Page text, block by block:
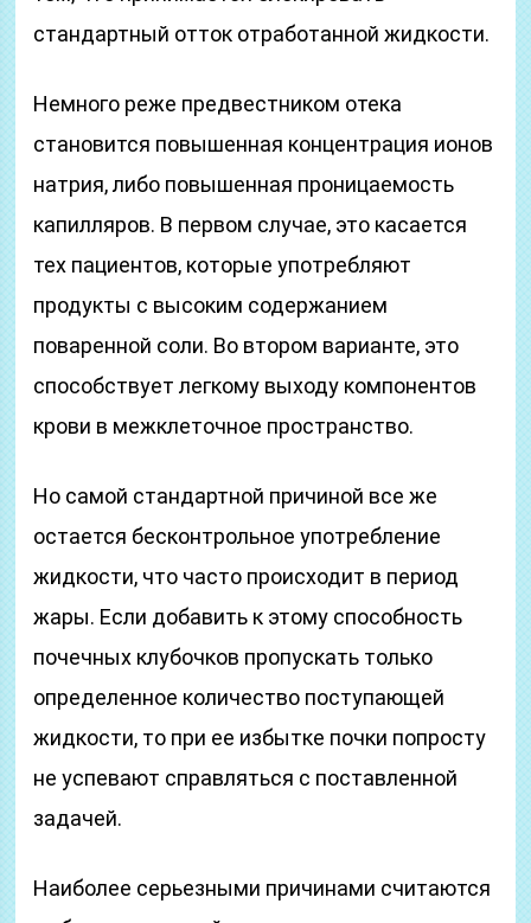
стандартный отток отработанной жидкости.
Немного реже предвестником отека
становится повышенная концентрация ионов
натрия, либо повышенная проницаемость
капилляров. В первом случае, это касается
тех пациентов, которые употребляют
продукты с высоким содержанием
поваренной соли. Во втором варианте, это
способствует легкому выходу компонентов
крови в межклеточное пространство.
Но самой стандартной причиной все же
остается бесконтрольное употребление
жидкости, что часто происходит в период
жары. Если добавить к этому способность
почечных клубочков пропускать только
определенное количество поступающей
жидкости, то при ее избытке почки попросту
не успевают справляться с поставленной
задачей.
Наиболее серьезными причинами считаются